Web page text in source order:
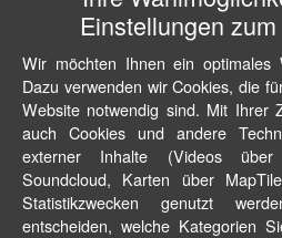
Einstellungen
Wir möchten Ihnen ein optimales
Dazu verwenden wir Cookies, die
Website notwendig sind. Mit Ihrer
auch Cookies und andere
externer Inhalte (Videos
Soundcloud, Karten über
Statistikzwecken genutzt
entscheiden, welche Kategorien